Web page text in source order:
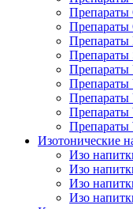
Препараты
Препараты
Препараты
Препараты
Препараты
Препараты
Препараты
Препараты
Препараты
Изотонические
Изо
Изо
Изо
Изо